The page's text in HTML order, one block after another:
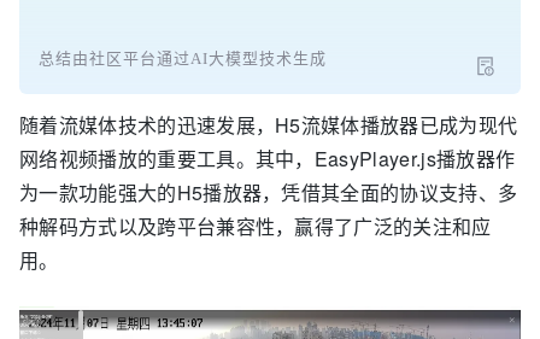
总结由社区平台通过AI大模型技术生成
随着流媒体技术的迅速发展，H5流媒体播放器已成为现代
网络视频播放的重要工具。其中，EasyPlayer.js播放器作
为一款功能强大的H5播放器，凭借其全面的协议支持、多
种解码方式以及跨平台兼容性，赢得了广泛的关注和应
用。